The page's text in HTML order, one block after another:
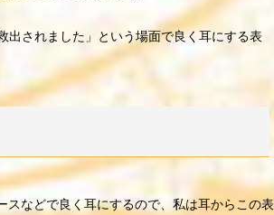
出されました」という場面で良く耳にする表
スなどで良く耳にするので、私は耳からこの表